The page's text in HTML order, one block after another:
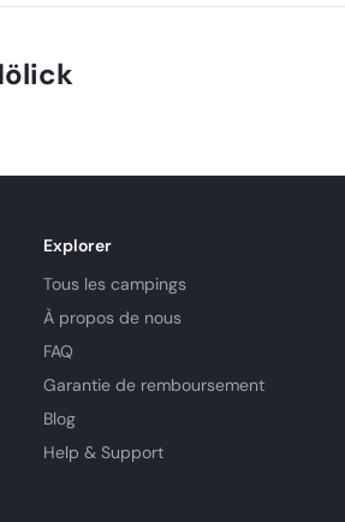
Explorer
Tous les campings
À propos de nous
FAQ
Garantie de remboursement
Blog
Help & Support